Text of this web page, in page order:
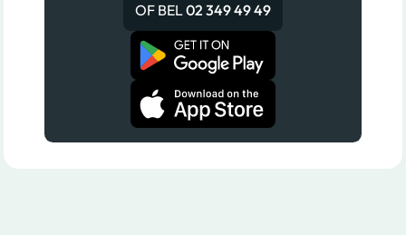
OF BEL02 349 49 49